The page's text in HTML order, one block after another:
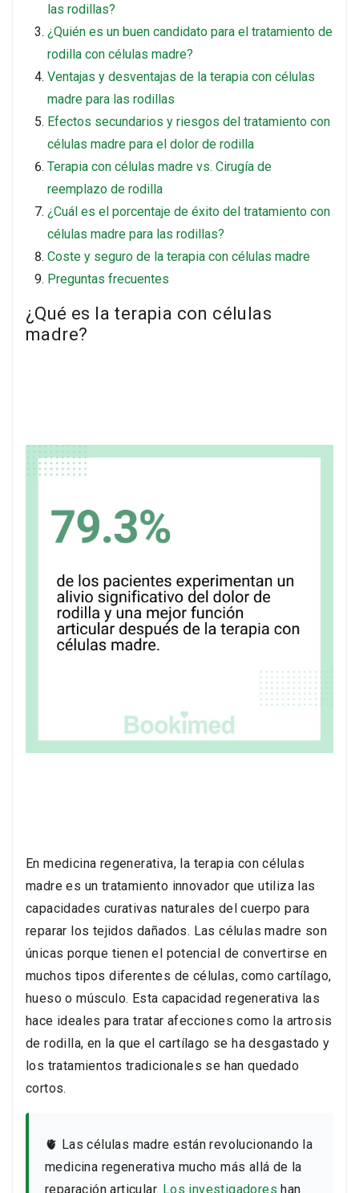
las rodillas?
¿Quién es un buen candidato para el tratamiento de
rodilla con células madre?
Ventajas y desventajas de la terapia con células
madre para las rodillas
Efectos secundarios y riesgos del tratamiento con
células madre para el dolor de rodilla
Terapia con células madre vs. Cirugía de
reemplazo de rodilla
¿Cuál es el porcentaje de éxito del tratamiento con
células madre para las rodillas?
Coste y seguro de la terapia con células madre
Preguntas frecuentes
¿Qué es la terapia con células
madre?
En medicina regenerativa, la terapia con células
madre es un tratamiento innovador que utiliza las
capacidades curativas naturales del cuerpo para
reparar los tejidos dañados. Las células madre son
únicas porque tienen el potencial de convertirse en
muchos tipos diferentes de células, como cartílago,
hueso o músculo. Esta capacidad regenerativa las
hace ideales para tratar afecciones como la artrosis
de rodilla, en la que el cartílago se ha desgastado y
los tratamientos tradicionales se han quedado
cortos.
🫀 Las células madre están revolucionando la
medicina regenerativa mucho más allá de la
reparación articular. Los investigadores han